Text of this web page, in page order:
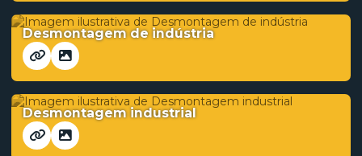
Desmontagem de indústria
Desmontagem industrial